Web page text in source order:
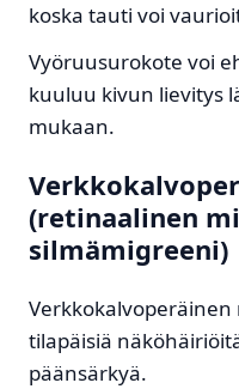
koska tauti voi
Vyöruusurokote voi
kuuluu kivun lievitys
mukaan.
(retinaalinen
silmämigreeni)
tilapäisiä
päänsärkyä.